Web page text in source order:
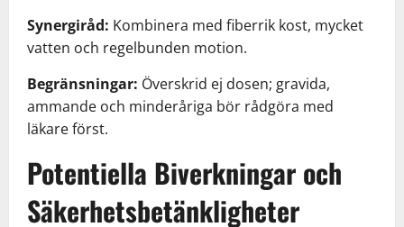
Synergiråd: Kombinera med fiberrik kost, mycket
vatten och regelbunden motion.
Begränsningar: Överskrid ej dosen; gravida,
ammande och minderåriga bör rådgöra med
läkare först.
Potentiella Biverkningar och
Säkerhetsbetänkligheter